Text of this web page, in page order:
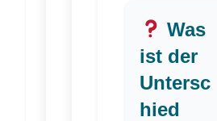
Was
ist der
Untersc
hied